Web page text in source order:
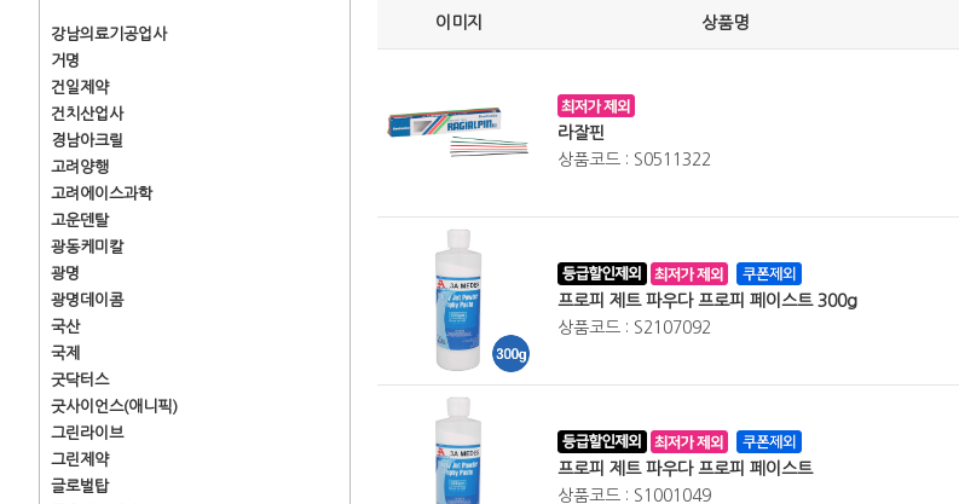
강남의료기공업사
거명
건일제약
건치산업사
경남아크릴
고려양행
고려에이스과학
고운덴탈
광동케미칼
광명
광명데이콤
국산
국제
굿닥터스
굿사이언스(애니픽)
그린라이브
그린제약
글로벌탑
이미지 상품명
라잘핀
상품코드 : S0511322
프로피 제트 파우다 프로피 페이스트 300g
상품코드 : S2107092
프로피 제트 파우다 프로피 페이스트
상품코드 : S1001049